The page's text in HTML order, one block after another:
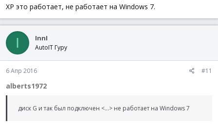
XP это работает, не работает на Windows 7.
I InnI
AutoIT Гуру
6 Апр 2016 #11
alberts1972
диск G и так был подключен <...> не работает на Windows 7